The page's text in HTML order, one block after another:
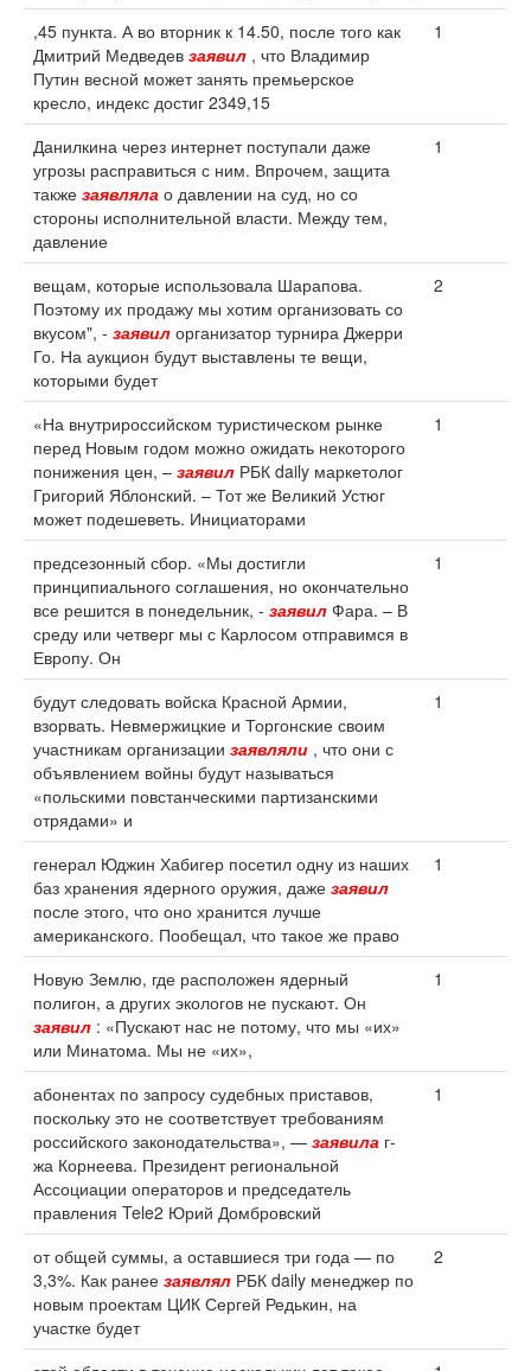
,45 пункта. А во вторник к 14.50, после того как
Дмитрий Медведев заявил , что Владимир
Путин весной может занять премьерское
кресло, индекс достиг 2349,15
1
Данилкина через интернет поступали даже
угрозы расправиться с ним. Впрочем, защита
также заявляла о давлении на суд, но со
стороны исполнительной власти. Между тем,
давление
1
вещам, которые использовала Шарапова.
Поэтому их продажу мы хотим организовать со
вкусом", - заявил организатор турнира Джерри
Го. На аукцион будут выставлены те вещи,
которыми будет
2
«На внутрироссийском туристическом рынке
перед Новым годом можно ожидать некоторого
понижения цен, – заявил РБК daily маркетолог
Григорий Яблонский. – Тот же Великий Устюг
может подешеветь. Инициаторами
1
предсезонный сбор. «Мы достигли
принципиального соглашения, но окончательно
все решится в понедельник, - заявил Фара. – В
среду или четверг мы с Карлосом отправимся в
Европу. Он
1
будут следовать войска Красной Армии,
взорвать. Невмержицкие и Торгонские своим
участникам организации заявляли , что они с
объявлением войны будут называться
«польскими повстанческими партизанскими
отрядами» и
1
генерал Юджин Хабигер посетил одну из наших
баз хранения ядерного оружия, даже заявил
после этого, что оно хранится лучше
американского. Пообещал, что такое же право
1
Новую Землю, где расположен ядерный
полигон, а других экологов не пускают. Он
заявил : «Пускают нас не потому, что мы «их»
или Минатома. Мы не «их»,
1
абонентах по запросу судебных приставов,
поскольку это не соответствует требованиям
российского законодательства», — заявила г-
жа Корнеева. Президент региональной
Ассоциации операторов и председатель
правления Tele2 Юрий Домбровский
1
от общей суммы, а оставшиеся три года — по
3,3%. Как ранее заявлял РБК daily менеджер по
новым проектам ЦИК Сергей Редькин, на
участке будет
2